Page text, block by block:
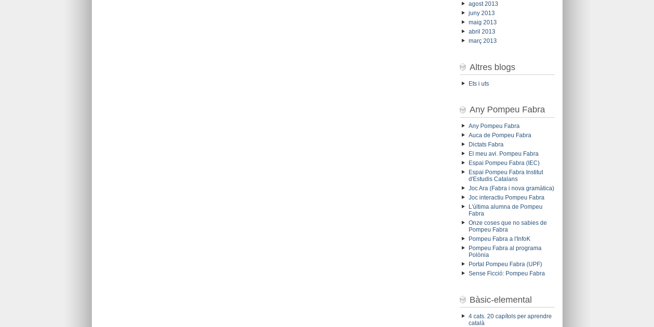
agost 2013
juny 2013
maig 2013
abril 2013
març 2013
Altres blogs
Ets i uts
Any Pompeu Fabra
Any Pompeu Fabra
Auca de Pompeu Fabra
Dictats Fabra
El meu avi. Pompeu Fabra
Espai Pompeu Fabra (IEC)
Espai Pompeu Fabra Institut
d'Estudis Catalans
Joc Ara (Fabra i nova gramàtica)
Joc interactiu Pompeu Fabra
L'última alumna de Pompeu
Fabra
Onze coses que no sabies de
Pompeu Fabra
Pompeu Fabra a l'InfoK
Pompeu Fabra al programa
Polònia
Portal Pompeu Fabra (UPF)
Sense Ficció: Pompeu Fabra
Bàsic-elemental
4 cats. 20 capítols per aprendre
català